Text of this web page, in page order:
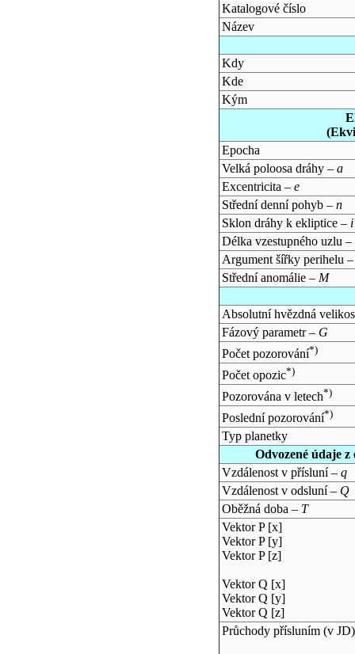
Katalogové číslo
Název
Kdy
Kde
Kým
Epocha
Velká poloosa dráhy – a
Excentricita – e
Střední denní pohyb – n
Sklon dráhy k ekliptice – i
Délka vzestupného uzlu –
Argument šířky perihelu
Střední anomálie – M
Absolutní hvězdná
Fázový parametr – G
Počet pozorování*)
Počet opozic*)
Pozorována v letech*)
Poslední pozorování*)
Typ planetky
Odvozené údaje
Vzdálenost v přísluní – q
Vzdálenost v odsluní – Q
Oběžná doba – T
Vektor P [x]
Vektor P [y]
Vektor P [z]
Vektor Q [x]
Vektor Q [y]
Vektor Q [z]
Průchody přísluním (v JD)